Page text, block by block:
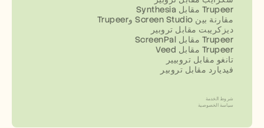
Synthesia مقابل Trupeer
مقارنة بين Screen Studio وTrupeer
ديزكريبت مقابل تروبير
ScreenPal مقابل Trupeer
Veed مقابل Trupeer
تانغو مقابل تروبيير
فيديارد مقابل تروبير
شروط الخدمة
سياسة الخصوصية